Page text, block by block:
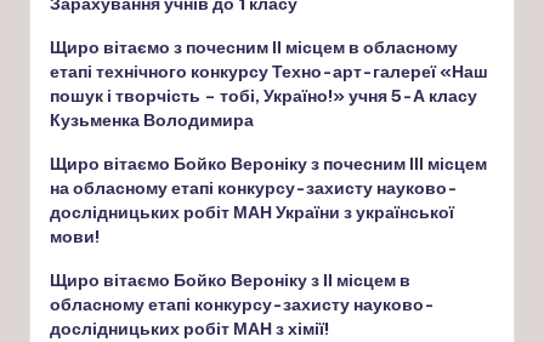
Щиро вітаємо з почесним ІІ місцем в обласному
етапі технічного конкурсу Техно-арт-галереї «Наш
пошук і творчість – тобі, Україно!» учня 5-А класу
Кузьменка Володимира
Щиро вітаємо Бойко Вероніку з почесним ІІІ місцем
на обласному етапі конкурсу-захисту науково-
дослідницьких робіт МАН України з української
мови!
Щиро вітаємо Бойко Вероніку з ІІ місцем в
обласному етапі конкурсу-захисту науково-
дослідницьких робіт МАН з хімії!